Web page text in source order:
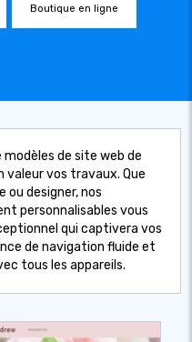
Boutique en ligne
de site web de
vos travaux. Que
designer, nos
personnalisables vous
qui captivera vos
de navigation fluide et
tous les appareils.